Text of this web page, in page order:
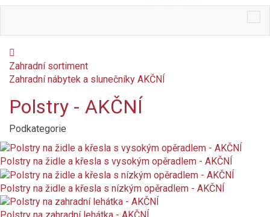
Zahradní sortiment
Zahradní nábytek a slunečníky AKČNÍ
Cena
Kč
Kč
Dostupnost
Skladem
Polstry - AKČNÍ
Podkategorie
Polstry na židle a křesla s vysokým opěradlem - AKČNÍ
Polstry na židle a křesla s nízkým opěradlem - AKČNÍ